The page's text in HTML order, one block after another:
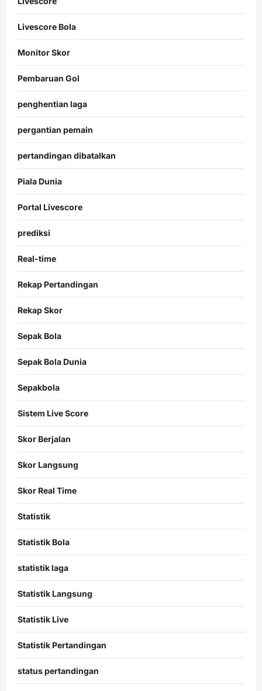
Livescore Bola
Monitor Skor
Pembaruan Gol
penghentian laga
pergantian pemain
pertandingan dibatalkan
Piala Dunia
Portal Livescore
prediksi
Real-time
Rekap Pertandingan
Rekap Skor
Sepak Bola
Sepak Bola Dunia
Sepakbola
Sistem Live Score
Skor Berjalan
Skor Langsung
Skor Real Time
Statistik
Statistik Bola
statistik laga
Statistik Langsung
Statistik Live
Statistik Pertandingan
status pertandingan